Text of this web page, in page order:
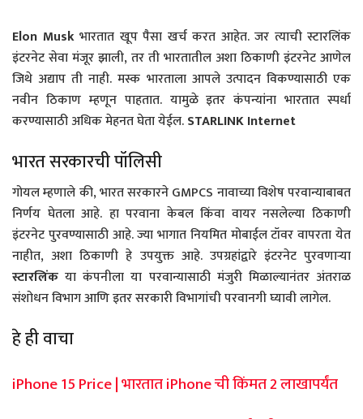
Elon Muskभारतात खूप पैसा खर्च करत आहेत. जर त्याची स्टारलिंक
इंटरनेट सेवा मंजूर झाली, तर ती भारतातील अशा ठिकाणी इंटरनेट आणेल
जिथे अद्याप ती नाही. मस्क भारताला आपले उत्पादन विकण्यासाठी एक
नवीन ठिकाण म्हणून पाहतात. यामुळे इतर कंपन्यांना भारतात स्पर्धा
करण्यासाठी अधिक मेहनत घेता येईल.STARLINK Internet
भारत सरकारची पॉलिसी
गोयल म्हणाले की, भारत सरकारने GMPCS नावाच्या विशेष परवान्याबाबत
निर्णय घेतला आहे. हा परवाना केबल किंवा वायर नसलेल्या ठिकाणी
इंटरनेट पुरवण्यासाठी आहे. ज्या भागात नियमित मोबाईल टॉवर वापरता येत
नाहीत, अशा ठिकाणी हे उपयुक्त आहे. उपग्रहांद्वारे इंटरनेट पुरवणाऱ्या
स्टारलिंकया कंपनीला या परवान्यासाठी मंजुरी मिळाल्यानंतर अंतराळ
संशोधन विभाग आणि इतर सरकारी विभागांची परवानगी घ्यावी लागेल.
हे ही वाचा
iPhone 15 Price | भारतात iPhone ची किंमत 2 लाखापर्यंत